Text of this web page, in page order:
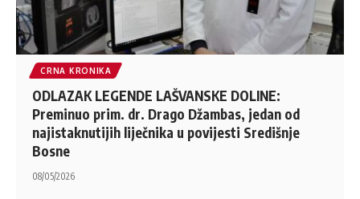
CRNA KRONIKA
ODLAZAK LEGENDE LAŠVANSKE DOLINE:
Preminuo prim. dr. Drago Džambas, jedan od
najistaknutijih liječnika u povijesti Središnje
Bosne
08/05/2026